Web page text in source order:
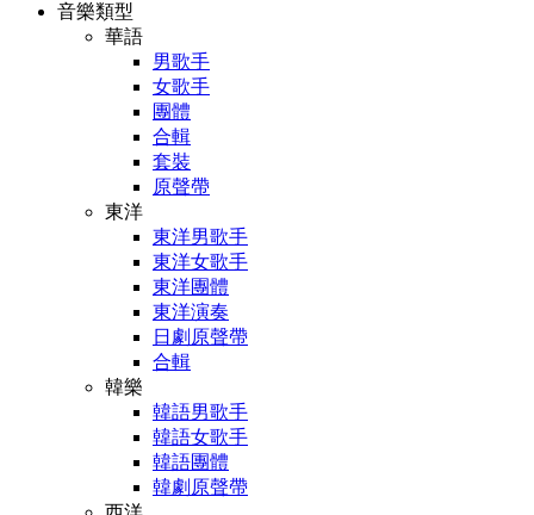
音樂類型
華語
男歌手
女歌手
團體
合輯
套裝
原聲帶
東洋
東洋男歌手
東洋女歌手
東洋團體
東洋演奏
日劇原聲帶
合輯
韓樂
韓語男歌手
韓語女歌手
韓語團體
韓劇原聲帶